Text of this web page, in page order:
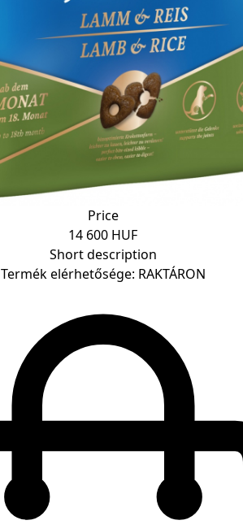
Price
14 600 HUF
Short description
Termék elérhetősége: RAKTÁRON